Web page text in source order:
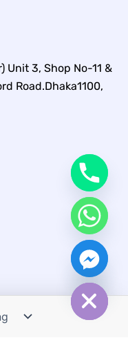
Unit 3, Shop No-11 &
Road.Dhaka1100,
Hide
chaty